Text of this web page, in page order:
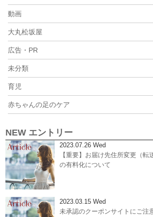
動画
大丸松坂屋
広告・PR
未分類
育児
赤ちゃんの足のケア
NEW エントリー
2023.07.26 Wed
【重要】お届け先住所変更（転
の有料化について
2023.03.15 Wed
未承認のクーポンサイトにご注